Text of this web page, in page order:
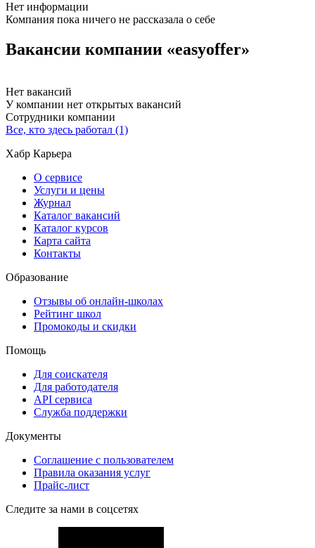
Нет информации
Компания пока ничего не рассказала о себе
Вакансии компании «easyoffer»
Нет вакансий
У компании нет открытых вакансий
Сотрудники компании
Все, кто здесь работал (1)
Хабр Карьера
О сервисе
Услуги и цены
Журнал
Каталог вакансий
Каталог курсов
Карта сайта
Контакты
Образование
Отзывы об онлайн-школах
Рейтинг школ
Промокоды и скидки
Помощь
Для соискателя
Для работодателя
API сервиса
Служба поддержки
Документы
Соглашение с пользователем
Правила оказания услуг
Прайс-лист
Следите за нами в соцсетях